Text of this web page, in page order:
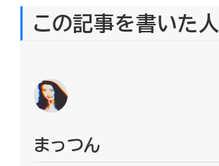
この記事を書いた人
まっつん